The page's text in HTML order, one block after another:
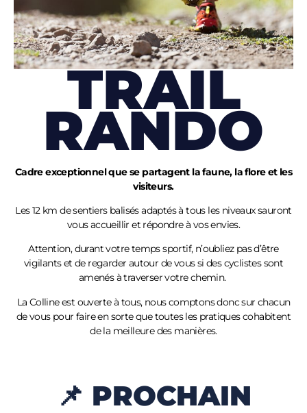
TRAIL
RANDO
Cadre exceptionnel que se partagent la faune, la flore et les
visiteurs.
Les 12 km de sentiers balisés adaptés à tous les niveaux sauront
vous accueillir et répondre à vos envies.
Attention, durant votre temps sportif, n’oubliez pas d’être
vigilants et de regarder autour de vous si des cyclistes sont
amenés à traverser votre chemin.
La Colline est ouverte à tous, nous comptons donc sur chacun
de vous pour faire en sorte que toutes les pratiques cohabitent
de la meilleure des manières.
📌 PROCHAIN